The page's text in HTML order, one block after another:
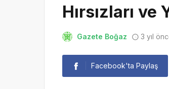
Hırsızları ve
Gazete Boğaz 3 yıl
Facebook'ta Paylaş